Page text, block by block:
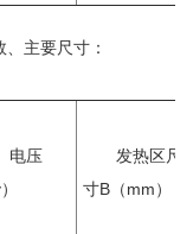
主要尺寸：
电压
发热区尺
寸B（mm）